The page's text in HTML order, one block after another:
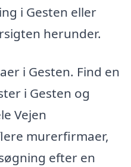
i Gesten eller
herunder.
i Gesten. Find en
i Gesten og
Vejen
murerfirmaer,
efter en